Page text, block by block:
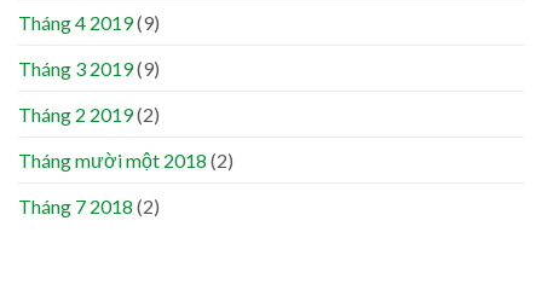
Tháng 4 2019(9)
Tháng 3 2019(9)
Tháng 2 2019(2)
Tháng mười một 2018 (2)
Tháng 7 2018 (2)